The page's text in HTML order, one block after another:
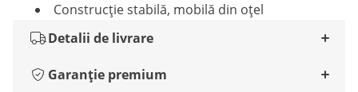
Construcție stabilă, mobilă din oțel
Detalii de livrare
Garanție premium